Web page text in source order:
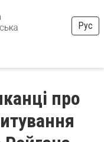
Рус
про